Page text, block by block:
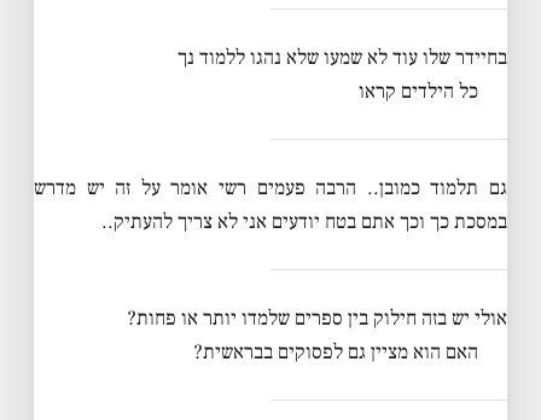
בחיידר שלו עוד לא שמעו שלא נהגו ללמוד נך
כל הילדים קראו
גם תלמוד כמובן.. הרבה פעמים רשי אומר על זה יש מדרש
במסכת כך וכך אתם בטח יודעים אני לא צריך להעתיק..
אולי יש בזה חילוק בין ספרים שלמדו יותר או פחות?
האם הוא מציין גם לפסוקים בבראשית?